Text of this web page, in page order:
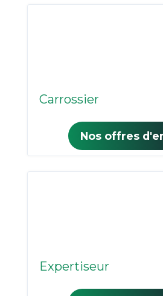
Carrossier
Nos offres
Expertiseur